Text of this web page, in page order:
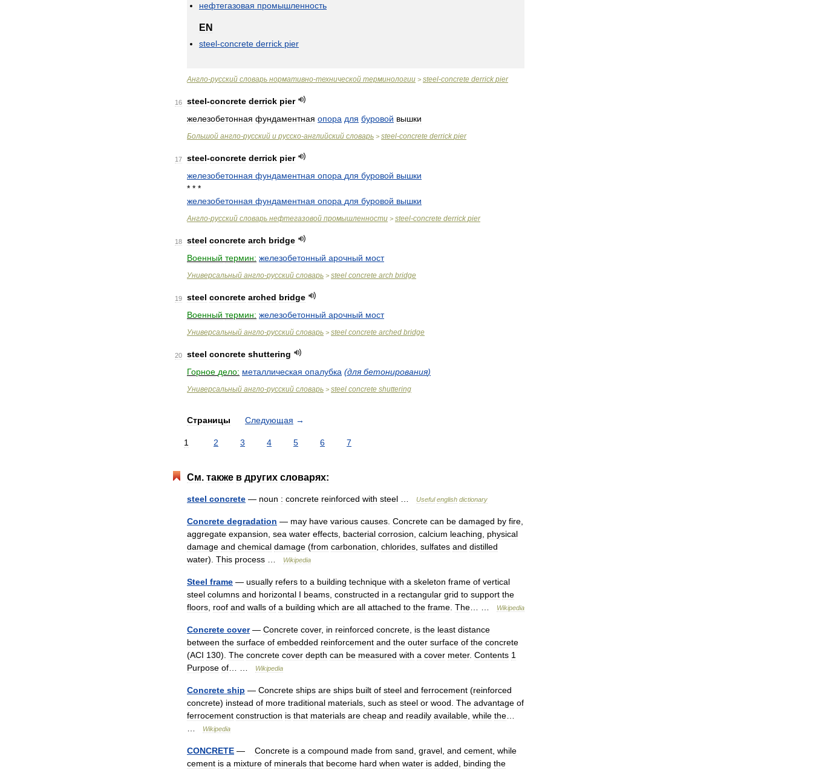
нефтегазовая промышленность
EN
steel-concrete derrick pier
Англо-русский словарь нормативно-технической терминологии > steel-concrete derrick pier
16 steel-concrete derrick pier
железобетонная фундаментная опора для буровой вышки
Большой англо-русский и русско-английский словарь > steel-concrete derrick pier
17 steel-concrete derrick pier
железобетонная фундаментная опора для буровой вышки
* * *
железобетонная фундаментная опора для буровой вышки
Англо-русский словарь нефтегазовой промышленности > steel-concrete derrick pier
18 steel concrete arch bridge
Военный термин: железобетонный арочный мост
Универсальный англо-русский словарь > steel concrete arch bridge
19 steel concrete arched bridge
Военный термин: железобетонный арочный мост
Универсальный англо-русский словарь > steel concrete arched bridge
20 steel concrete shuttering
Горное дело: металлическая опалубка (для бетонирования)
Универсальный англо-русский словарь > steel concrete shuttering
Страницы Следующая →
1 2 3 4 5 6 7
См. также в других словарях:
steel concrete — noun : concrete reinforced with steel Useful english dictionary
Concrete degradation — may have various causes Concrete can be damaged by fire
aggregate expansion sea water effects bacterial corrosion calcium leaching
physical
damage and chemical damage (from carbonation chlorides sulfates and distilled
water). This process Wikipedia
Steel frame — usually refers to a building technique with a skeleton frame of vertical
steel columns and horizontal I beams constructed in a rectangular grid to support the
floors roof and walls of a building which are all attached to the frame The Wikipedia
Concrete cover— Concrete cover, in reinforced concrete is the least distance
between the surface of embedded reinforcement and the outer surface of the concrete
(ACI 130). The concrete cover depth can be measured with a cover meter. Contents 1
Purpose of Wikipedia
Concrete ship — Concrete ships are ships built of steel and ferrocement (reinforced
concrete) instead of more traditional materials such as steel or wood The advantage of
ferrocement construction is that materials are cheap and readily available while the
Wikipedia
CONCRETE — Concrete is a compound made from sand gravel and cement while
cement is a mixture of minerals that become hard when water is added binding the